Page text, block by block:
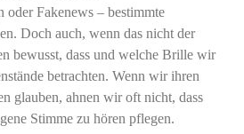
oder Fakenews – bestimmte
Doch auch, wenn das nicht der
bewusst, dass und welche Brille wir
betrachten. Wenn wir ihren
glauben, ahnen wir oft nicht, dass
Stimme zu hören pflegen.